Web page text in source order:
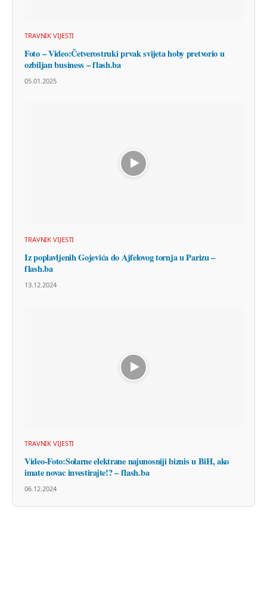
TRAVNIK VIJESTI
Foto – Video:Četverostruki prvak svijeta hoby pretvorio u
ozbiljan business – flash.ba
05.01.2025
TRAVNIK VIJESTI
Iz poplavljenih Gojevića do Ajfelovog tornja u Parizu –
flash.ba
13.12.2024
TRAVNIK VIJESTI
Video-Foto:Solarne elektrane najunosniji biznis u BiH, ako
imate novac investirajte!? – flash.ba
06.12.2024